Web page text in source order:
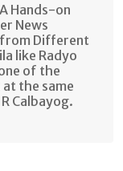
Hands-on
News
Different
like Radyo
of the
the same
Calbayog.